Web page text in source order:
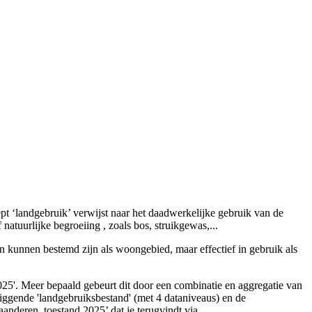
‘landgebruik’ verwijst naar het daadwerkelijke gebruik van de
begroeiing , zoals bos, struikgewas,...
bestemd zijn als woongebied, maar effectief in gebruik als
Meer bepaald gebeurt dit door een combinatie en aggregatie van
'landgebruiksbestand' (met 4 dataniveaus) en de